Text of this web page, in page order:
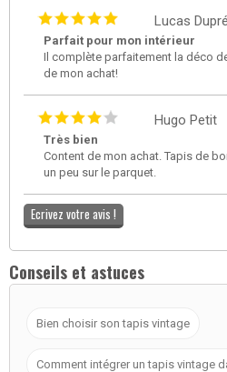
Lucas Dupré
Parfait pour mon intérieur
Il complète parfaitement la déco
de mon achat!
Hugo Petit
Très bien
Content de mon achat. Tapis de
un peu sur le parquet.
Ecrivez votre avis !
Conseils et astuces
Bien choisir son tapis vintage
Comment intégrer un tapis vintage